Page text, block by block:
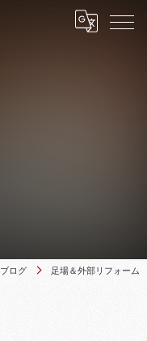
ブログ 足場＆外部リフォーム